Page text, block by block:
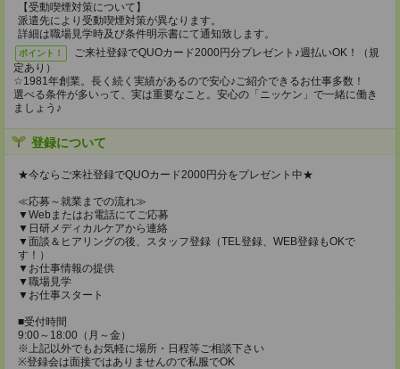
【受動喫煙対策について】
派遣先により受動喫煙対策が異なります。
詳細は職場見学時及び条件明示書にて通知致します。
ポイント！
ご来社登録でQUOカード2000円分プレゼント♪週払いOK！（規
定あり）
☆1981年創業。長く続く実績があるので安心♪ご紹介できるお仕事多数！
選べる条件が多いって、実は重要なこと。安心の「ニッケン」で一緒に働き
ましょう♪
登録について
★今ならご来社登録でQUOカード2000円分をプレゼント中★
≪応募～就業までの流れ≫
▼Webまたはお電話にてご応募
▼日研メディカルケアから連絡
▼面談＆ヒアリングの後、スタッフ登録（TEL登録、WEB登録もOKで
す！）
▼お仕事情報の提供
▼職場見学
▼お仕事スタート
■受付時間
9:00～18:00（月～金）
※上記以外でもお気軽に場所・日程等ご相談下さい
※登録会は面接ではありませんので私服でOK